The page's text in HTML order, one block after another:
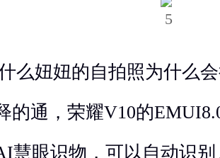
么妞妞的自拍照为什么
的通，荣耀V10的
慧眼识物，可以自动识